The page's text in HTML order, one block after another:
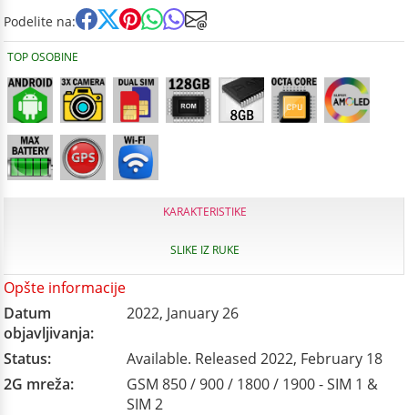
Podelite na:
TOP OSOBINE
KARAKTERISTIKE
SLIKE IZ RUKE
Opšte informacije
Datum
objavljivanja:
2022, January 26
Status:
Available. Released 2022, February 18
2G mreža:
GSM 850 / 900 / 1800 / 1900 - SIM 1 &
SIM 2